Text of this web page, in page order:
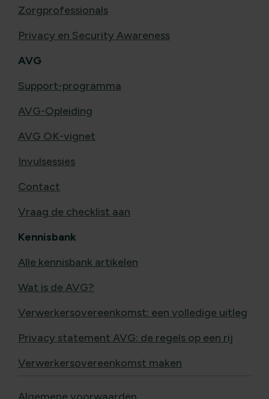
Zorgprofessionals
Privacy en Security Awareness
AVG
Support-programma
AVG-Opleiding
AVG OK-vignet
Invulsessies
Contact
Vraag de checklist aan
Kennisbank
Alle kennisbank artikelen
Wat is de AVG?
Verwerkersovereenkomst: een volledige uitleg
Privacy statement AVG: de regels op een rij
Verwerkersovereenkomst maken